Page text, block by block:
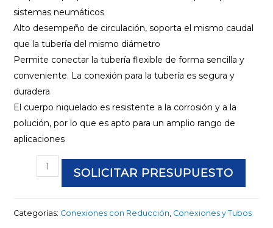
sistemas neumáticos
Alto desempeño de circulación, soporta el mismo caudal
que la tubería del mismo diámetro
Permite conectar la tubería flexible de forma sencilla y
conveniente. La conexión para la tubería es segura y
duradera
El cuerpo niquelado es resistente a la corrosión y a la
polución, por lo que es apto para un amplio rango de
aplicaciones
SOLICITAR PRESUPUESTO
Categorías: Conexiones con Reducción, Conexiones y Tubos